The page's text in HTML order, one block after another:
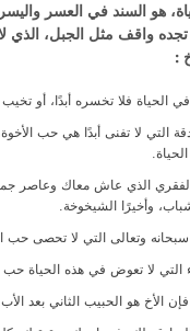
هو السند في العسر
تجده واقف مثل الجبل،
:
فلا تخسره أبدًا، أو
التي لا تفنى أبدًا هي حب
الذي عاش معاك وعاصر
وأخيرًا الشيخوخة.
وتعالى التي لا تحصى حب
التي لا تعوض في هذه الحياة حب
الأخ هو الحبيب الثاني بعد